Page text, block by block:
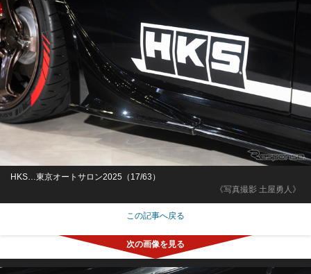
《写真撮影 土屋勇人》
HKS…東京オートサロン2025（17/63）
この記事へ戻る